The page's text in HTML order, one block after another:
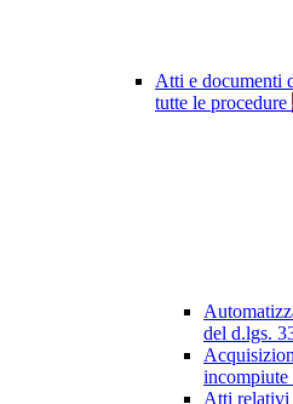
Atti e documenti
tutte le procedure
del d.lgs.
Atti relativi